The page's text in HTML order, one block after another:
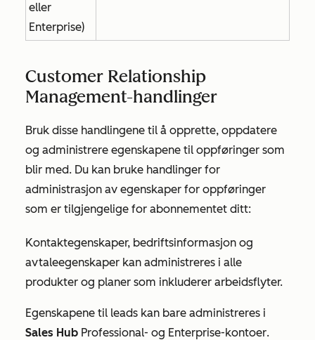
eller
Enterprise)
Customer Relationship
Management-handlinger
Bruk disse handlingene til å opprette, oppdatere
og administrere egenskapene til oppføringer som
blir med. Du kan bruke handlinger for
administrasjon av egenskaper for oppføringer
som er tilgjengelige for abonnementet ditt:
Kontaktegenskaper, bedriftsinformasjon og
avtaleegenskaper kan administreres i alle
produkter og planer som inkluderer arbeidsflyter.
Egenskapene til leads kan bare administreres i
Sales Hub Professional- og Enterprise-kontoer.